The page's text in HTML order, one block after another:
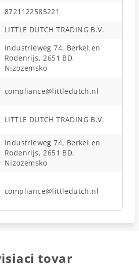
8721122585221
LITTLE DUTCH TRADING B.V.
Industrieweg 74, Berkel en
Rodenrijs, 2651 BD,
Nizozemsko
compliance@littledutch.nl
LITTLE DUTCH TRADING B.V.
Industrieweg 74, Berkel en
Rodenrijs, 2651 BD,
Nizozemsko
compliance@littledutch.nl
tovar